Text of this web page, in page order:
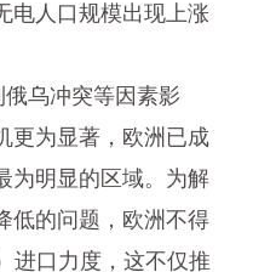
电人口规模出现上涨
乌冲突等因素影
更为显著，欧洲已成
为明显的区域。为解
低的问题，欧洲不得
进口力度，这不仅推